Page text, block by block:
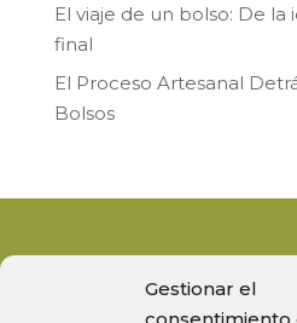
Gestionar el
El viaje de un bolso: De la
final
El Proceso Artesanal
Bolsos